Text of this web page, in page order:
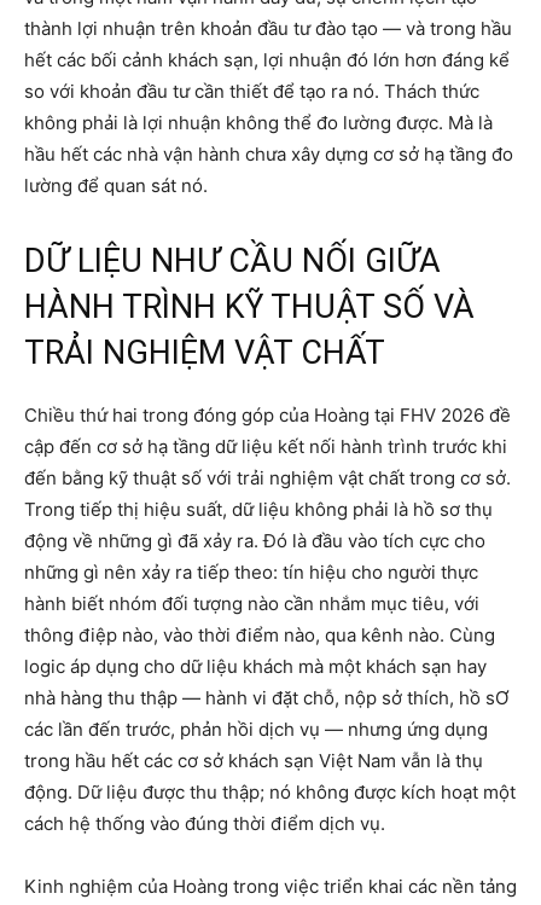
thành lợi nhuận trên khoản đầu tư đào tạo — và trong hầu
hết các bối cảnh khách sạn, lợi nhuận đó lớn hơn đáng kể
so với khoản đầu tư cần thiết để tạo ra nó. Thách thức
không phải là lợi nhuận không thể đo lường được. Mà là
hầu hết các nhà vận hành chưa xây dựng cơ sở hạ tầng đo
lường để quan sát nó.
DỮ LIỆU NHƯ CẦU NỐI GIỮA
HÀNH TRÌNH KỸ THUẬT SỐ VÀ
TRẢI NGHIỆM VẬT CHẤT
Chiều thứ hai trong đóng góp của Hoàng tại FHV 2026 đề
cập đến cơ sở hạ tầng dữ liệu kết nối hành trình trước khi
đến bằng kỹ thuật số với trải nghiệm vật chất trong cơ sở.
Trong tiếp thị hiệu suất, dữ liệu không phải là hồ sơ thụ
động về những gì đã xảy ra. Đó là đầu vào tích cực cho
những gì nên xảy ra tiếp theo: tín hiệu cho người thực
hành biết nhóm đối tượng nào cần nhắm mục tiêu, với
thông điệp nào, vào thời điểm nào, qua kênh nào. Cùng
logic áp dụng cho dữ liệu khách mà một khách sạn hay
nhà hàng thu thập — hành vi đặt chỗ, nộp sở thích, hồ sƠ
các lần đến trước, phản hồi dịch vụ — nhưng ứng dụng
trong hầu hết các cơ sở khách sạn Việt Nam vẫn là thụ
động. Dữ liệu được thu thập; nó không được kích hoạt một
cách hệ thống vào đúng thời điểm dịch vụ.
Kinh nghiệm của Hoàng trong việc triển khai các nền tảng